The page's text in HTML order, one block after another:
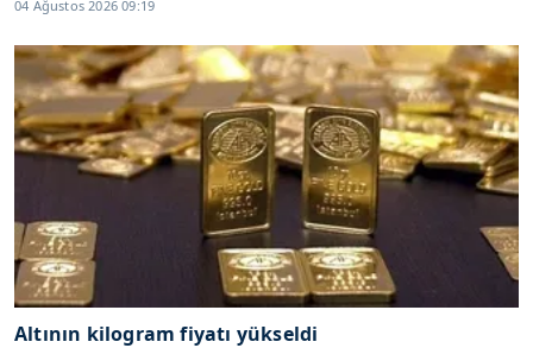
04 Ağustos 2026 09:19
Altının kilogram fiyatı yükseldi